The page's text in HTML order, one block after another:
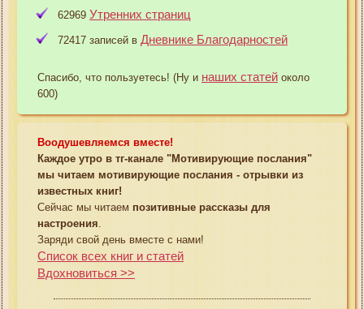
62969 Утренних страниц
72417 записей в Дневнике Благодарностей
Спасибо, что пользуетесь! (Ну и наших статей около
600)
Воодушевляемся вместе!
Каждое утро в тг-канале "Мотивирующие послания"
мы читаем мотивирующие послания - отрывки из
известных книг!
Сейчас мы читаем позитивные рассказы для
настроения
Заряди свой день вместе с нами!
Список всех книг и статей
Вдохновиться >>